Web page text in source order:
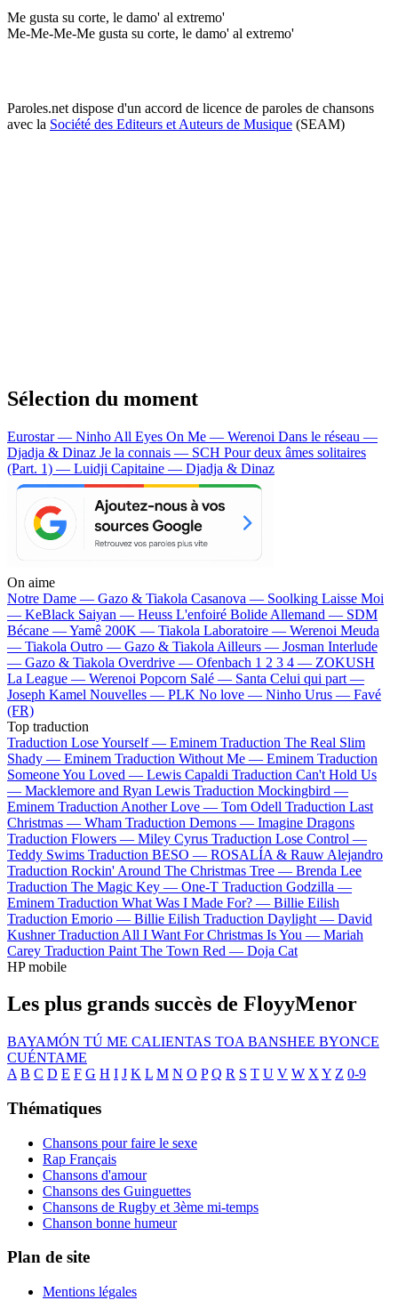
Me gusta su corte, le damo' al extremo'
Me-Me-Me-Me gusta su corte, le damo' al extremo'
Paroles.net dispose d'un accord de licence de paroles de chansons
avec la Société des Editeurs et Auteurs de Musique (SEAM)
Sélection du moment
Eurostar — Ninho All Eyes On Me — Werenoi Dans le réseau —
Djadja & Dinaz Je la connais — SCH Pour deux âmes solitaires
(Part. 1) — Luidji Capitaine — Djadja & Dinaz
On aime
Notre Dame — Gazo & Tiakola Casanova — Soolking Laisse Moi
— KeBlack Saiyan — Heuss L'enfoiré Bolide Allemand — SDM
Bécane —Yamê 200K — Tiakola Laboratoire — Werenoi Meuda
— Tiakola Outro — Gazo & Tiakola Ailleurs — Josman Interlude
— Gazo & Tiakola Overdrive — Ofenbach 1 2 3 4 — ZOKUSH
La League — Werenoi Popcorn Salé — Santa Celui qui part —
Joseph Kamel Nouvelles — PLK No love — Ninho Urus — Favé
(FR)
Top traduction
Traduction Lose Yourself — Eminem Traduction The Real Slim
Shady — Eminem Traduction Without Me — Eminem Traduction
Someone You Loved — Lewis Capaldi Traduction Can't Hold Us
— Macklemore and Ryan Lewis Traduction Mockingbird —
Eminem Traduction Another Love — Tom Odell Traduction Last
Christmas — Wham Traduction Demons — Imagine Dragons
Traduction Flowers — Miley Cyrus Traduction Lose Control —
Teddy Swims Traduction BESO — ROSALÍA & Rauw Alejandro
Traduction Rockin' Around The Christmas Tree — Brenda Lee
Traduction The Magic Key — One-T Traduction Godzilla —
Eminem Traduction What Was I Made For? — Billie Eilish
Traduction Emorio — Billie Eilish Traduction Daylight — David
Kushner Traduction All I Want For Christmas Is You — Mariah
Carey Traduction Paint The Town Red — Doja Cat
HP mobile
Les plus grands succès de FloyyMenor
BAYAMÓN TÚ ME CALIENTAS TOA BANSHEE BYONCE
CUÉNTAME
A B C D E F G H I J K L M N O P Q R S T U V W X Y Z 0-9
Thématiques
Chansons pour faire le sexe
Rap Français
Chansons d'amour
Chansons des Guinguettes
Chansons de Rugby et 3ème mi-temps
Chanson bonne humeur
Plan de site
Mentions légales